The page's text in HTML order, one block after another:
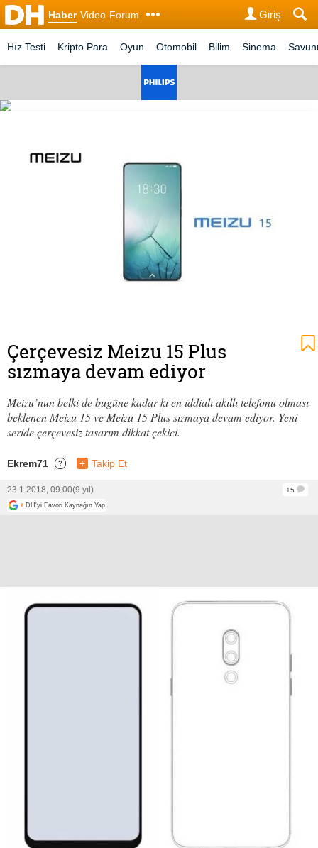
Haber Video Forum Giriş
Hız Testi Kripto Para Oyun Otomobil Bilim Sinema
Çerçevesiz Meizu 15 Plus
sızmaya devam ediyor
Meizu’nun belki de bugüne kadar ki en iddialı akıllı telefonu olması
beklenen Meizu 15 ve Meizu 15 Plus sızmaya devam ediyor. Yeni
seride çerçevesiz tasarım dikkat çekici.
Ekrem71 ? + Takip Et
23.1.2018, 09:00(9 yıl)
15
+ DH'yi Favori Kaynağın Yap